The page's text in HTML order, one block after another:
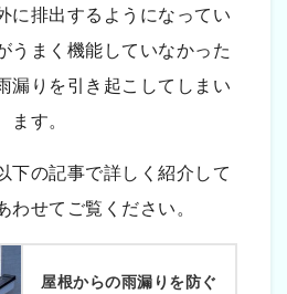
に排出するようになってい
うまく機能していなかった
漏りを引き起こしてしまい
ます。
下の記事で詳しく紹介して
わせてご覧ください。
屋根からの雨漏りを防ぐ